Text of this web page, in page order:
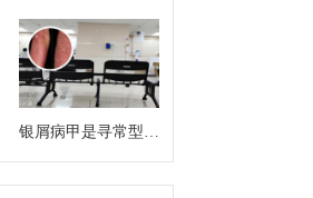
银屑病甲是寻常型牛
皮癣么